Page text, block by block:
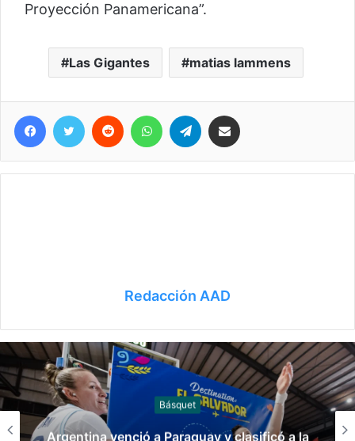
Proyección Panamericana”.
Las Gigantes matias lammens
Facebook
Twitter Reddit WhatsAppTelegram
Redacción AAD
Básquet
a Paraguay y clasificó a la Argentina